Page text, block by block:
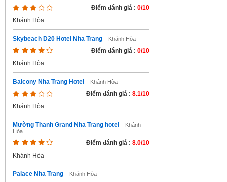
Điểm đánh giá : 0/10
Khánh Hòa
Skybeach D20 Hotel Nha Trang - Khánh Hòa
Điểm đánh giá : 0/10
Khánh Hòa
Balcony Nha Trang Hotel - Khánh Hòa
Điểm đánh giá : 8.1/10
Khánh Hòa
Mường Thanh Grand Nha Trang hotel - Khánh
Hòa
Điểm đánh giá : 8.0/10
Khánh Hòa
Palace Nha Trang - Khánh Hòa